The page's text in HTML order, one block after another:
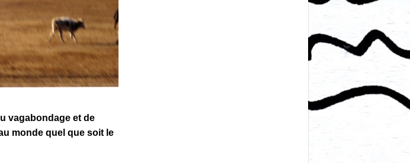
vagabondage et de
monde quel que soit le